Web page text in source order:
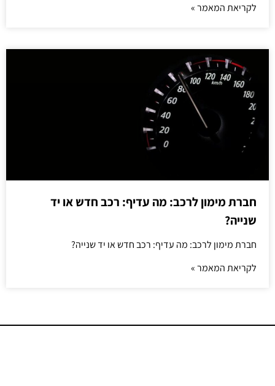
לקריאת המאמר »
חברת מימון לרכב: מה עדיף: רכב חדש או יד
שנייה?
חברת מימון לרכב: מה עדיף: רכב חדש או יד שנייה?
לקריאת המאמר »